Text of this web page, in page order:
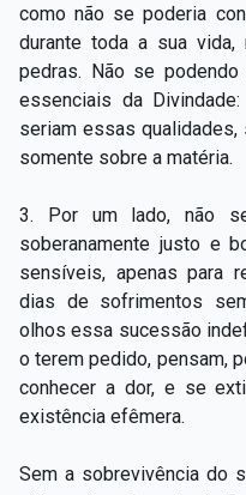
como não se poderia
durante toda a sua vida,
pedras. Não se
essenciais da
seriam essas
somente sobre a matéria.
3. Por um lado, não
soberanamente justo e
sensíveis, apenas para
dias de sofrimentos
olhos essa sucessão
o terem pedido, pensam,
conhecer a dor, e se
existência efêmera.
Sem a sobrevivência do